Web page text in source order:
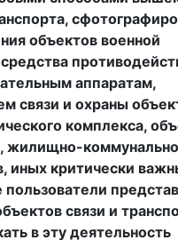
объектов военной
аппаратам,
связи и охраны
комплекса,
жилищно-
иных критически
связи и
в эту деятельность